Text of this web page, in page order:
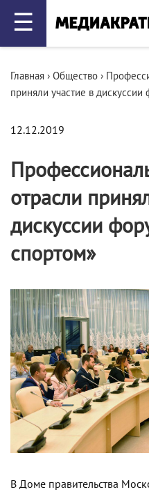
☰
Главная › Общество ›
приняли участие в
12.12.2019
отрасли
дискуссии
спортом»
В Доме правительства